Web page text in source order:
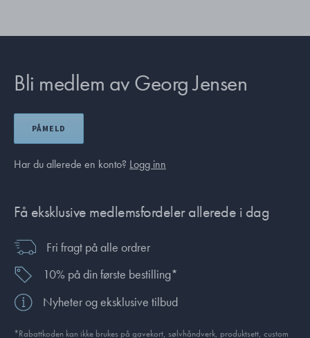
Bli medlem av Georg Jensen
PÅMELD
Har du allerede en konto? Logg inn
Få eksklusive medlemsfordeler allerede i dag
Fri fragt på alle ordrer
10% på din første bestilling*
Nyheter og eksklusive tilbud
*Rabattkoden kan ikke brukes på gavekort, sølvhåndverk, produkt­sett, custom